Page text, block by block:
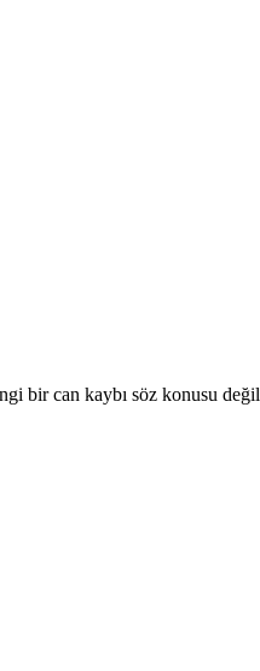
bir can kaybı söz konusu